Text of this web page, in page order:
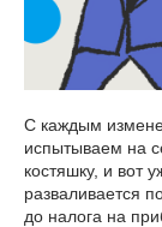
С каждым
испытываем на
костяшку, и вот
разваливается
до налога на